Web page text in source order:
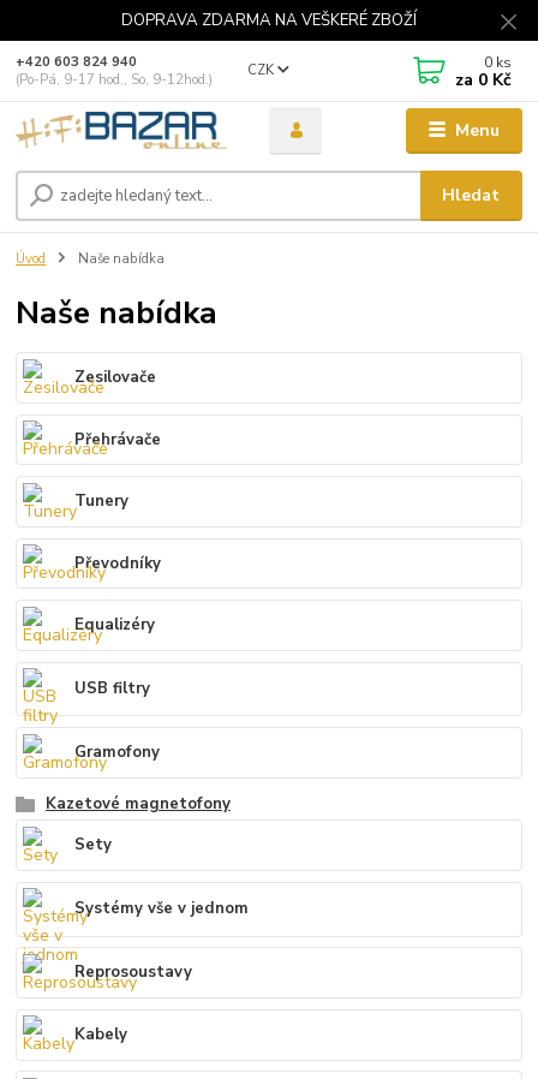
DOPRAVA ZDARMA NA VEŠKERÉ ZBOŽÍ
Menu
CZK
Hledat
+420 603 824 940
(Po-Pá, 9-17 hod., So, 9-12hod.)
0 ks
za 0 Kč
Úvod Naše nabídka
Naše nabídka
Zesilovače
Přehrávače
Tunery
Převodníky
Equalizéry
USB filtry
Gramofony
Kazetové magnetofony
Sety
Systémy vše v jednom
Reprosoustavy
Kabely